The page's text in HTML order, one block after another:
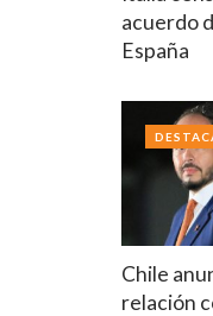
acuerdo
España
Chile
relación